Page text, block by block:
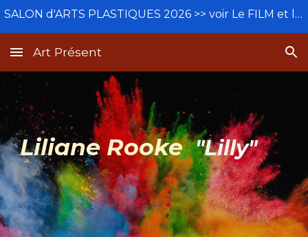
SALON d'ARTS PLASTIQUES 2026 >> voir Le FILM et le BETISIER
Art Présent
Liliane Rooke"Lilly"